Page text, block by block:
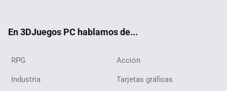
En 3DJuegos PC hablamos de...
RPG Acción
Industria Tarjetas gráficas